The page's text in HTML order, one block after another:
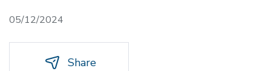
05/12/2024
Share